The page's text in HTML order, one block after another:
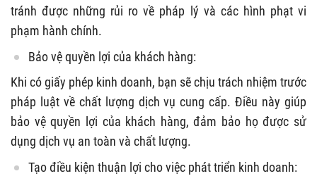
tránh được những rủi ro về pháp lý và các hình phạt vi
phạm hành chính.
Bảo vệ quyền lợi của khách hàng:
Khi có giấy phép kinh doanh, bạn sẽ chịu trách nhiệm trước
pháp luật về chất lượng dịch vụ cung cấp. Điều này giúp
bảo vệ quyền lợi của khách hàng, đảm bảo họ được sử
dụng dịch vụ an toàn và chất lượng.
Tạo điều kiện thuận lợi cho việc phát triển kinh doanh: